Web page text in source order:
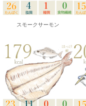
スモークサーモン